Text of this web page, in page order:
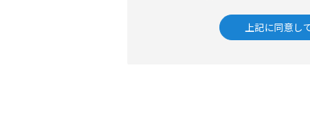
上記に同意し